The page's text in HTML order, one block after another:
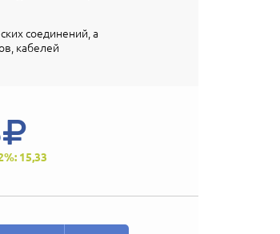
соединений, а
кабелей
15,33